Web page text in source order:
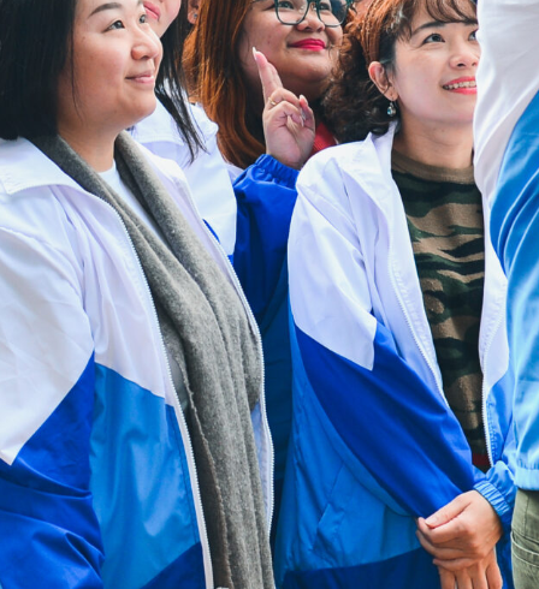
Senin
9:00am -
5:00pm
Selasa hingga
Minggu
9:00am -
9:00pm
Hari libur nasional
Tutup
Tautan Berguna
Hubungi Kami
Kebijakan Privasi
HAD HomePage
HKCS HomePage